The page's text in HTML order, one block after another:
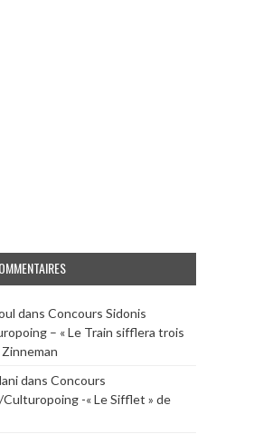
dans Concours Sidonis
– « Le Train sifflera trois
dans Concours
-« Le Sifflet » de